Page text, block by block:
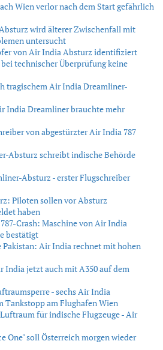
Wien verlor nach dem Start gefährlich
wird älterer Zwischenfall mit
untersucht
von Air India Absturz identifiziert
technischer Überprüfung keine
tragischem Air India Dreamliner-
India Dreamliner brauchte mehr
von abgestürzter Air India 787
Absturz schreibt indische Behörde
Absturz - erster Flugschreiber
Piloten sollen vor Absturz
haben
Crash: Maschine von Air India
bestätigt
Air India rechnet mit hohen
India jetzt auch mit A350 auf dem
- sechs Air India
Tankstopp am Flughafen Wien
für indische Flugzeuge - Air
One" soll Österreich morgen wieder